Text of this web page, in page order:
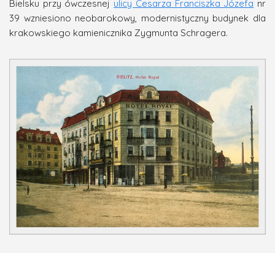
Bielsku przy ówczesnej ulicy Cesarza Franciszka Józefa nr
39 wzniesiono neobarokowy, modernistyczny budynek dla
krakowskiego kamienicznika Zygmunta Schragera.